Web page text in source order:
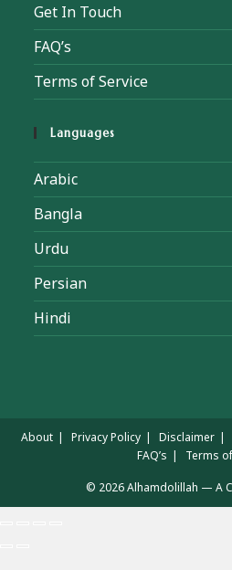
Get In Touch
FAQ’s
Terms of Service
Languages
Arabic
Bangla
Urdu
Persian
Hindi
About Privacy Policy Disclaimer
FAQ’s
Terms
© 2026 Alhamdolillah — A